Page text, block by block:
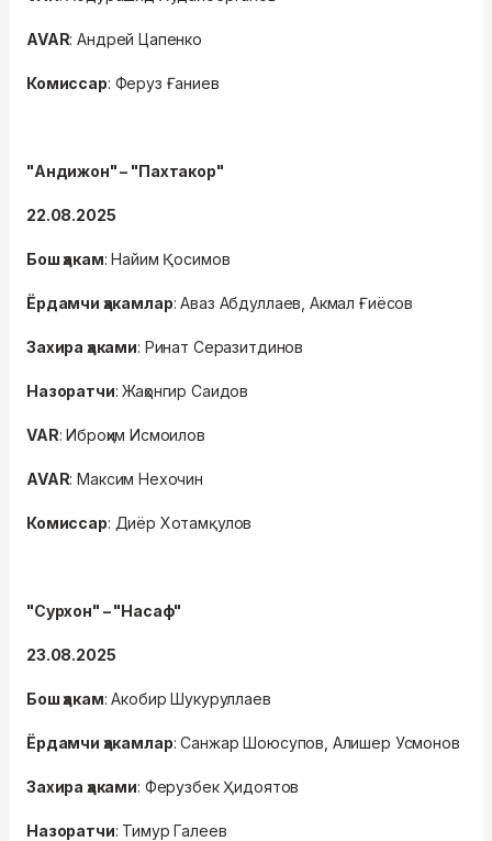
AVAR: Андрей Цапенко
Комиссар: Феруз Ғаниев
"Андижон" – "Пахтакор"
22.08.2025
Бош ҳакам: Найим Қосимов
Ёрдамчи ҳакамлар: Аваз Абдуллаев, Акмал Ғиёсов
Захира ҳаками: Ринат Серазитдинов
Назоратчи: Жаҳонгир Саидов
VAR: Иброҳим Исмоилов
AVAR: Максим Нехочин
Комиссар: Диёр Хотамқулов
"Сурхон" – "Насаф"
23.08.2025
Бош ҳакам: Акобир Шукуруллаев
Ёрдамчи ҳакамлар: Санжар Шоюсупов, Алишер Усмонов
Захира ҳаками: Ферузбек Ҳидоятов
Назоратчи: Тимур Галеев